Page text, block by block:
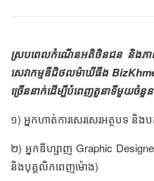
ស្របពេលកំណើនអតិថិនជន និងភាព
សេវាកម្មឌីជិថលម៉ាឃីធីង​
ច្រើននាក់ដើម្បីបំពេញតួនាទីមួយចំនួ
១) អ្នកហាត់ការសេរសេរអត្ថបទ និ
២) អ្នកឌីហ្សាញ Graphic
និង​បុគ្គលិកពេញម៉ោង)​